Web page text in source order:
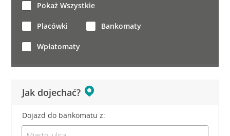
Jak dojechać?
Dojazd do bankomatu z:
Pokaż Wszystkie
Placówki Bankomaty
Wpłatomaty